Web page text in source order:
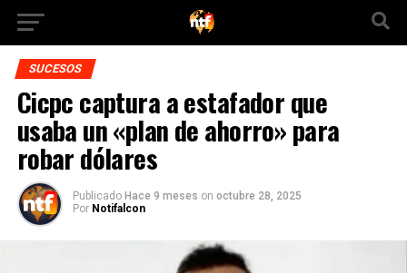
SUCESOS
Cicpc captura a estafador que
usaba un «plan de ahorro» para
robar dólares
Publicado Hace 9 meses on octubre 28, 2025
Por Notifalcon